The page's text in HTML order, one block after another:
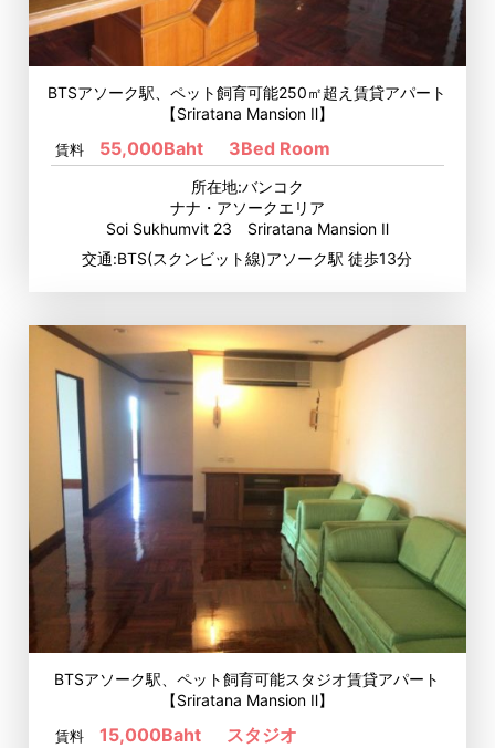
BTSアソーク駅、ペット飼育可能250㎡超え賃貸アパート
【Sriratana Mansion Ⅱ】
賃料 55,000Baht 3Bed Room
所在地:バンコク
ナナ・アソークエリア
Soi Sukhumvit 23 Sriratana Mansion Ⅱ
交通:BTS(スクンビット線)アソーク駅 徒歩13分
BTSアソーク駅、ペット飼育可能スタジオ賃貸アパート
【Sriratana Mansion Ⅱ】
賃料 15,000Baht スタジオ